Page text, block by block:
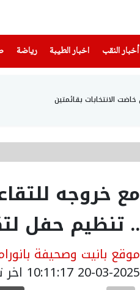
أخبار النقب اخبار الطيبة(current) رياضة
(current)
مع خروجه
.. تنظيم حفل
موقع بانيت وصحيفة
20-03-2025 10:11:17 اخر